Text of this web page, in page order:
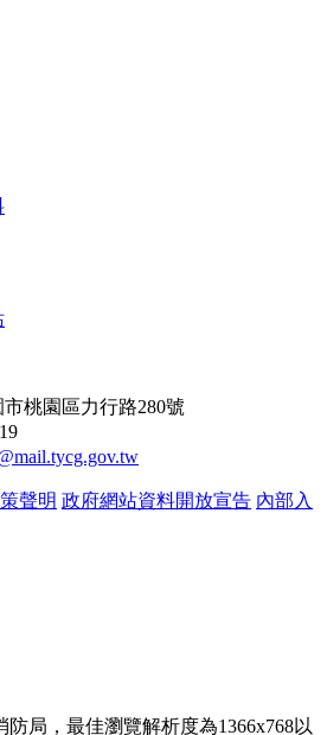
桃園區力行路280號
聲明 政府網站資料開放宣告 內部入
局，最佳瀏覽解析度為1366x768以